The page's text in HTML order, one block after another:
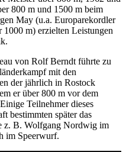
800 m und 1500 m beim
May (u.a. Europarekordler
m) erzielten Leistungen
von Rolf Berndt führte zu
mit den
der jährlich in Rostock
er über 800 m vor dem
Teilnehmer dieses
bestimmten später das
z. B. Wolfgang Nordwig im
im Speerwurf.